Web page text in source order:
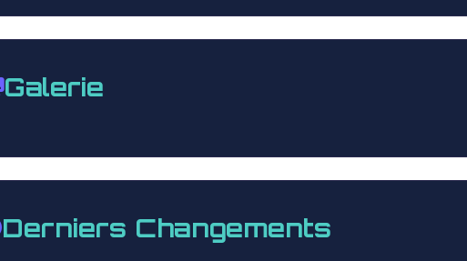
Galerie
Derniers Changements